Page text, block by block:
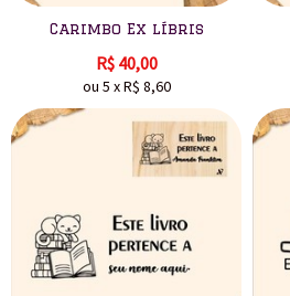
Carimbo Ex líbris
R$ 40,00
ou 5 xR$ 8,60